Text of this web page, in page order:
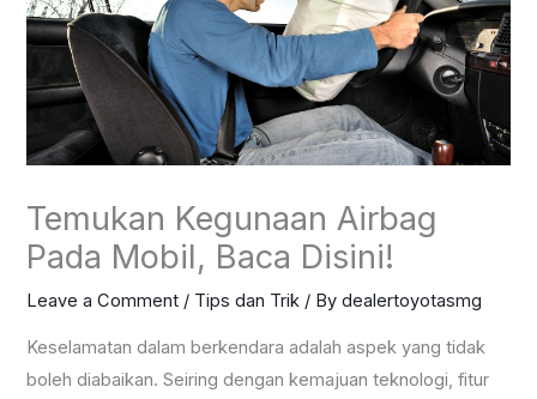
Temukan Kegunaan Airbag
Pada Mobil, Baca Disini!
Leave a Comment / Tips dan Trik / Bydealertoyotasmg
Keselamatan dalam berkendara adalah aspek yang tidak
boleh diabaikan. Seiring dengan kemajuan teknologi, fitur